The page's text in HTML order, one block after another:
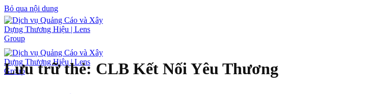
Bỏ qua nội dung
Lưu trữ thẻ: CLB Kết Nối Yêu Thương